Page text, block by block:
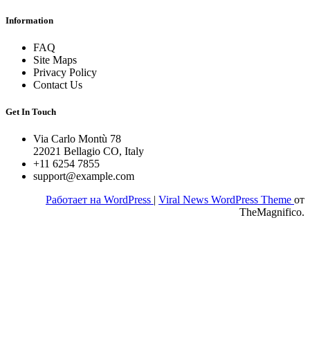
Information
FAQ
Site Maps
Privacy Policy
Contact Us
Get In Touch
Via Carlo Montù 78
22021 Bellagio CO, Italy
+11 6254 7855
support@example.com
Работает на WordPress | Viral News WordPress Theme от
TheMagnifico.